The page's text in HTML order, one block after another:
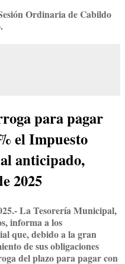
Ordinaria de Cabildo
para pagar
el Impuesto
anticipado,
2025
La Tesorería Municipal,
informa a los
que, debido a la gran
de sus obligaciones
del plazo para pagar con